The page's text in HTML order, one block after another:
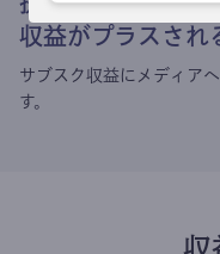
収益がプラスされ
サブスク収益にメディア
す。
収